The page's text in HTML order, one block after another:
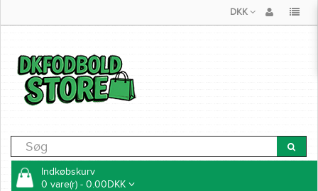
DKK
Indkøbskurv
0 vare(r) - 0.00DKK